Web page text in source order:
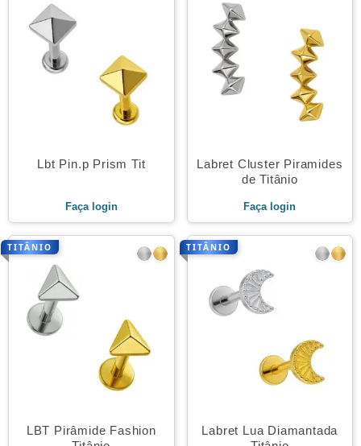
Lbt Pin.p Prism Tit
Faça login
Labret Cluster Piramides
de Titânio
Faça login
TITÂNIO
LBT Pirâmide Fashion
TITÂNIO
Labret Lua Diamantada